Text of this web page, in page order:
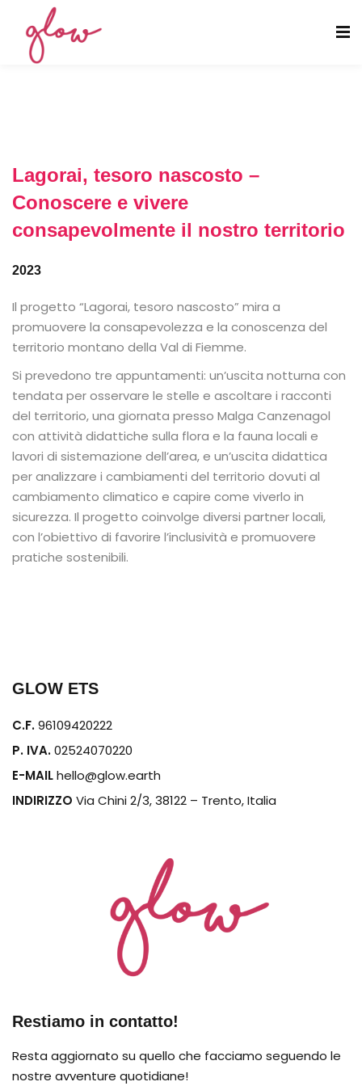
Lagorai, tesoro nascosto –
Conoscere e vivere
consapevolmente il nostro territorio
2023
Il progetto “Lagorai, tesoro nascosto” mira a
promuovere la consapevolezza e la conoscenza del
territorio montano della Val di Fiemme.
Si prevedono tre appuntamenti: un’uscita notturna con
tendata per osservare le stelle e ascoltare i racconti
del territorio, una giornata presso Malga Canzenagol
con attività didattiche sulla flora e la fauna locali e
lavori di sistemazione dell’area, e un’uscita didattica
per analizzare i cambiamenti del territorio dovuti al
cambiamento climatico e capire come viverlo in
sicurezza. Il progetto coinvolge diversi partner locali,
con l’obiettivo di favorire l’inclusività e promuovere
pratiche sostenibili.
GLOW ETS
C.F.96109420222
P. IVA.02524070220
E-MAILhello@glow.earth
INDIRIZZO Via Chini 2/3, 38122 – Trento, Italia
Restiamo in contatto!
Resta aggiornato su quello che facciamo seguendo le
nostre avventure quotidiane!